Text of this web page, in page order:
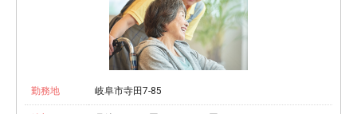
勤務地 岐阜市寺田7-85